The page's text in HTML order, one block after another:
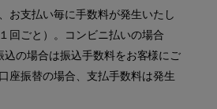
お支払い毎に手数料が発生いたし
回ごと）。コンビニ払いの場合
の場合は振込手数料をお客様にご
座振替の場合、支払手数料は発生